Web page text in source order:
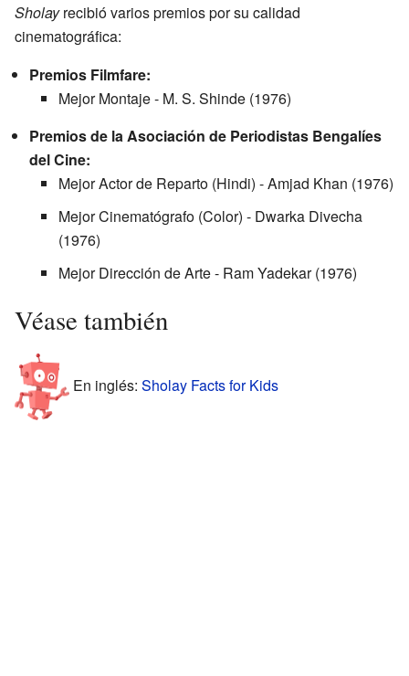
Sholayrecibió varios premios por su calidad
cinematográfica:
Premios Filmfare:
Mejor Montaje - M. S. Shinde (1976)
Premios de la Asociación de Periodistas Bengalíes
del Cine:
Mejor Actor de Reparto (Hindi) - Amjad Khan (1976)
Mejor Cinematógrafo (Color) - Dwarka Divecha
(1976)
Mejor Dirección de Arte - Ram Yadekar (1976)
Véase también
En inglés: Sholay Facts for Kids